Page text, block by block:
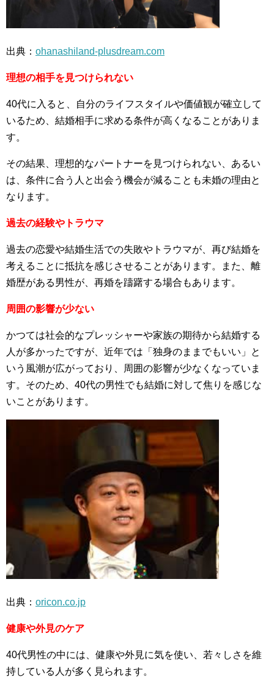
出典： ohanashiland-plusdream.com
理想の相手を見つけられない
40代に入ると、自分のライフスタイルや価値観が確立して
いるため、結婚相手に求める条件が高くなることがありま
す。
その結果、理想的なパートナーを見つけられない、あるい
は、条件に合う人と出会う機会が減ることも未婚の理由と
なります。
過去の経験やトラウマ
過去の恋愛や結婚生活での失敗やトラウマが、再び結婚を
考えることに抵抗を感じさせることがあります。また、離
婚歴がある男性が、再婚を躊躇する場合もあります。
周囲の影響が少ない
かつては社会的なプレッシャーや家族の期待から結婚する
人が多かったですが、近年では「独身のままでもいい」と
いう風潮が広がっており、周囲の影響が少なくなっていま
す。そのため、40代の男性でも結婚に対して焦りを感じな
いことがあります。
出典： oricon.co.jp
健康や外見のケア
40代男性の中には、健康や外見に気を使い、若々しさを維
持している人が多く見られます。